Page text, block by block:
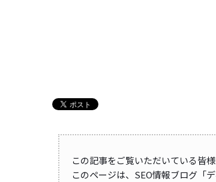
この記事をご覧いただいている皆様
このページは、SEO情報ブログ「